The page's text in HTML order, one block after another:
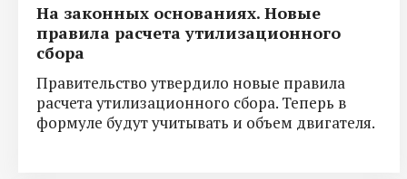
На законных основаниях. Новые
правила расчета утилизационного
сбора
Правительство утвердило новые правила
расчета утилизационного сбора. Теперь в
формуле будут учитывать и объем двигателя.